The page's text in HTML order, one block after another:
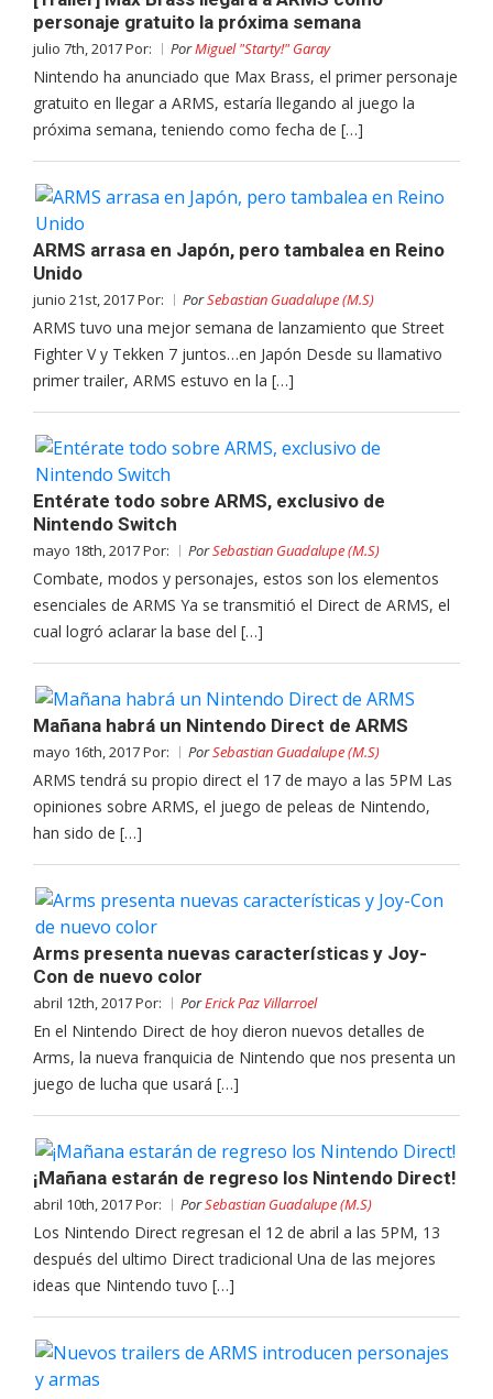
personaje gratuito la próxima semana
julio 7th, 2017 Por: PorMiguel "Starty!" Garay
Nintendo ha anunciado que Max Brass, el primer personaje
gratuito en llegar a ARMS, estaría llegando al juego la
próxima semana, teniendo como fecha de […]
ARMS arrasa en Japón, pero tambalea en Reino
Unido
junio 21st, 2017 Por: PorSebastian Guadalupe (M.S)
ARMS tuvo una mejor semana de lanzamiento que Street
Fighter V y Tekken 7 juntos…en Japón Desde su llamativo
primer trailer, ARMS estuvo en la […]
Entérate todo sobre ARMS, exclusivo de
Nintendo Switch
mayo 18th, 2017 Por: PorSebastian Guadalupe (M.S)
Combate, modos y personajes, estos son los elementos
esenciales de ARMS Ya se transmitió el Direct de ARMS, el
cual logró aclarar la base del […]
Mañana habrá un Nintendo Direct de ARMS
mayo 16th, 2017 Por: PorSebastian Guadalupe (M.S)
ARMS tendrá su propio direct el 17 de mayo a las 5PM Las
opiniones sobre ARMS, el juego de peleas de Nintendo,
han sido de […]
Arms presenta nuevas características y Joy-
Con de nuevo color
abril 12th, 2017 Por: PorErick Paz Villarroel
En el Nintendo Direct de hoy dieron nuevos detalles de
Arms, la nueva franquicia de Nintendo que nos presenta un
juego de lucha que usará […]
¡Mañana estarán de regreso los Nintendo Direct!
abril 10th, 2017 Por: PorSebastian Guadalupe (M.S)
Los Nintendo Direct regresan el 12 de abril a las 5PM, 13
después del ultimo Direct tradicional Una de las mejores
ideas que Nintendo tuvo […]